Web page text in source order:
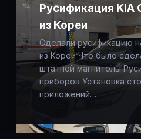
Русификация KIA
из Кореи
Сделали русификацию
из Кореи Что было
штатной магнитолы
приборов Установка
приложений…